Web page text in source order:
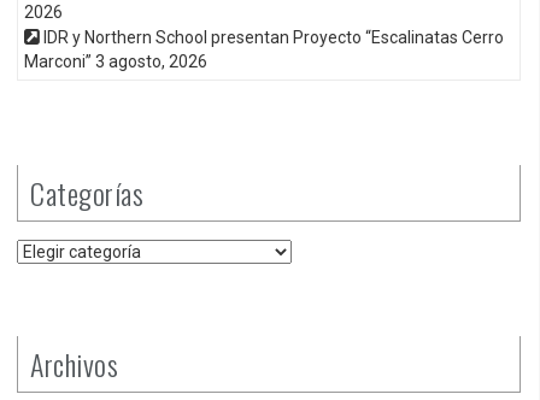
2026
IDR y Northern School presentan Proyecto “Escalinatas Cerro
Marconi” 3 agosto, 2026
Categorías
Categorías
Archivos